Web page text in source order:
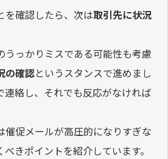
を確認したら、次は取引先に状況
うっかりミスである可能性も考慮
の確認というスタンスで進めまし
連絡し、それでも反応がなければ
催促メールが高圧的になりすぎな
きポイントを紹介しています。